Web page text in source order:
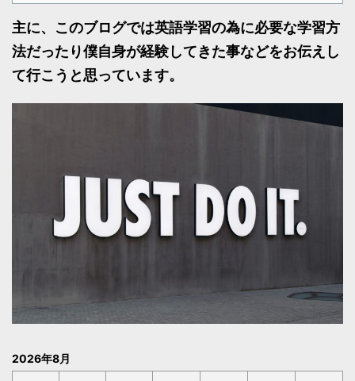
主に、このブログでは英語学習の為に必要な学習方
法だったり僕自身が経験してきた事などをお伝えし
て行こうと思っています。
2026年8月